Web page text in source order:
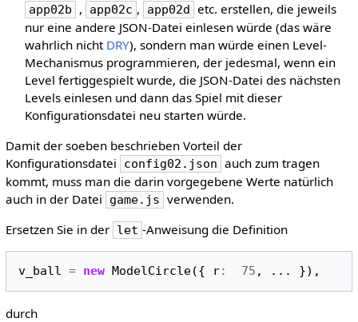
app02b , app02c , app02d
etc. erstellen, die jeweils
nur eine andere JSON-Datei einlesen würde (das wäre
wahrlich nicht DRY), sondern man würde einen Level-
Mechanismus programmieren, der jedesmal, wenn ein
Level fertiggespielt wurde, die JSON-Datei des nächsten
Levels einlesen und dann das Spiel mit dieser
Konfigurationsdatei neu starten würde.
Damit der soeben beschrieben Vorteil der
Konfigurationsdatei
config02.json auch zum tragen
kommt, muss man die darin vorgegebene Werte natürlich
auch in der Datei
game.js verwenden.
Ersetzen Sie in der let -Anweisung die Definition
v_ball = new ModelCircle({ r: 75 , ... }),
durch